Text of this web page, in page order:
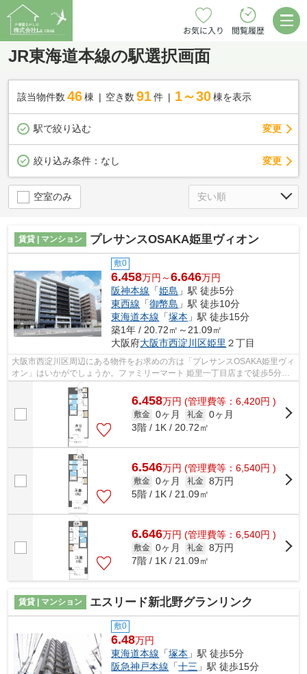
お気に入り 閲覧履歴
JR東海道本線の駅選択画面
該当物件数 46棟 空き数 91 件 1～30 棟を表示
駅で絞り込む 変更
絞り込み条件： なし 変更
空室のみ
賃貸 | マンション プレサンスOSAKA姫里ヴィオン
敷0
6.458万円～6.646万円
阪神本線 「姫島 」駅 徒歩5分
東西線 「御幣島 」駅 徒歩10分
東海道本線 「塚本 」駅 徒歩15分
築1年 / 20.72㎡～21.09㎡
大阪府大阪市西淀川区姫里 ２丁目
大阪市西淀川区周辺にある物件をお求めの方は「プレサンスOSAKA姫里ヴィ
オン」はいかがでしょうか。ファミリーマート 姫里一丁目店まで徒歩5分と
近場にコンビニがあるのもポイント。共...
6.458万円 (管理費等：6,420円 )
敷金 0ヶ月 礼金 0ヶ月
3階 / 1K / 20.72㎡
6.546万円 (管理費等：6,540円 )
敷金 0ヶ月 礼金 8万円
5階 / 1K / 21.09㎡
6.646万円 (管理費等：6,540円 )
敷金 0ヶ月 礼金 8万円
7階 / 1K / 21.09㎡
賃貸 | マンション エスリード新北野グランリンク
敷0
6.48万円
東海道本線 「塚本 」駅 徒歩5分
阪急神戸本線 「十三 」駅 徒歩15分